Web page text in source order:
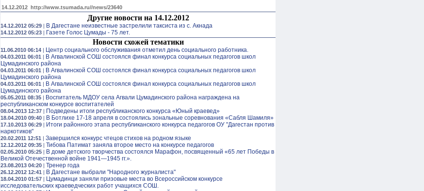
14.12.2012 http://www.tsumada.ru//news/23640
Другие новости на 14.12.2012
14.12.2012 05:29 | В Дагестане неизвестные застрелили таксиста из с. Акнада
14.12.2012 05:23 | Газете Голос Цумады - 75 лет.
Новости схожей тематики
11.06.2010 06:14 | Центр социального обслуживания отметил день социального работника.
04.03.2011 06:01 | В Агвалинской СОШ состоялся финал конкурса социальных педагогов школ
Цумадинского района
04.03.2011 06:01 | В Агвалинской СОШ состоялся финал конкурса социальных педагогов школ
Цумадинского района
04.03.2011 06:01 | В Агвалинской СОШ состоялся финал конкурса социальных педагогов школ
Цумадинского района
05.05.2011 08:35 | Воспитатель МДОУ села Агвали Цумадинского района награждена на
республиканском конкурсе воспитателей
08.04.2013 12:37 | Подведены итоги республиканского конкурса «Юный краевед»
18.04.2010 09:40 | В Ботлихе 17-18 апреля в состоялись зональные соревнования «Сабля Шамиля»
17.10.2013 06:29 | Итоги районного этапа республиканского конкурса педагогов ОУ "Дагестан против
наркотиков"
20.02.2011 12:51 | Завершился конкурс чтецов стихов на родном языке
12.12.2012 09:35 | Тибова Патимат заняла второе место на конкурсе педагогов
02.05.2010 05:25 | В доме детского творчества состоялся Марафон, посвященный «65 лет Победы в
Великой Отечественной войне 1941—1945 гг.».
23.08.2013 04:20 | Тренер года
26.12.2012 12:41 | В Дагестане выбрали "Народного журналиста"
18.04.2010 01:57 | Цумадинци заняли призовые места во Всероссийском конкурсе
исследовательских краеведческих работ учащихся СОШ.